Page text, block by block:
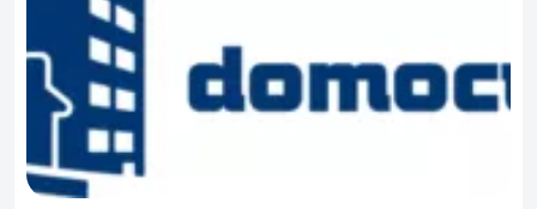
News
Let's talk